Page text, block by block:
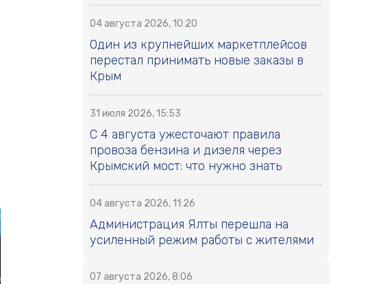
04 августа 2026, 10:20
Один из крупнейших маркетплейсов
перестал принимать новые заказы в
Крым
31 июля 2026, 15:53
С 4 августа ужесточают правила
провоза бензина и дизеля через
Крымский мост: что нужно знать
04 августа 2026, 11:26
Администрация Ялты перешла на
усиленный режим работы с жителями
07 августа 2026, 8:06